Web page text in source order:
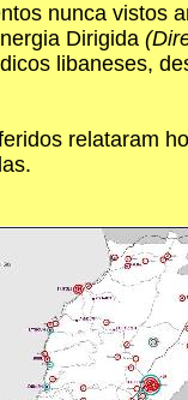
nunca vistos
Dirigida
libaneses,
relataram